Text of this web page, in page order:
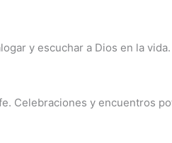
y escuchar a Dios en la
Celebraciones y encuentros